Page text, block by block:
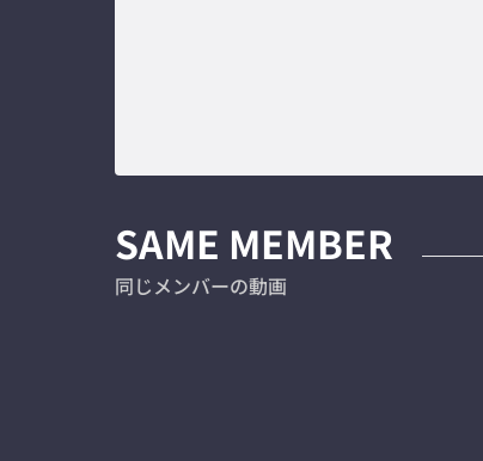
SAME MEMBER
同じメンバーの動画